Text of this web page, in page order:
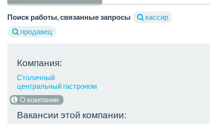
Поиск работы, связанные запросы
кассир
продавец
Компания:
Столичный
центральный гастроном
О компании
Вакансии этой компании: